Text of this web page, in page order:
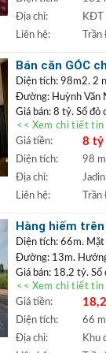
tốt.
+++ Liên hệ xem
Lâm.
+ Bất động
ngân hàng lãi
Địa chỉ:
KĐT
Liên hệ:
Bán căn GÓC
cư được ngay
Diện tích: 98m2. 2
Đường: Huỳnh Văn
Giá bán: 8 tỷ. Sổ
Căn chung cư
tiện ích an sinh
mua định cư lâu
+++ Liên hệ xem
+TRẦN
+ Bất động
ngân hàng lãi
<< Xem chi tiết tin
Giá tiền:
8 tỷ
Diện tích:
98
Địa chỉ:
Liên hệ:
Hàng hiếm
hoặc làm văn
Diện tích: 66m.
Đường: 13m.
Giá bán: 18,2 tỷ.
Vị trí:Đất đấu giá
khuôn viên cây
xây tòa văn phòng
phong thủy, giá hấp
+++ Liên hệ xem
<< Xem chi tiết tin
Giá tiền:
Diện tích:
66
Địa chỉ:
Khu